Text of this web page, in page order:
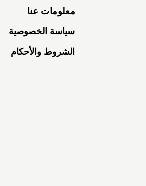
معلومات عنا
سياسة الخصوصية
الشروط والأحكام